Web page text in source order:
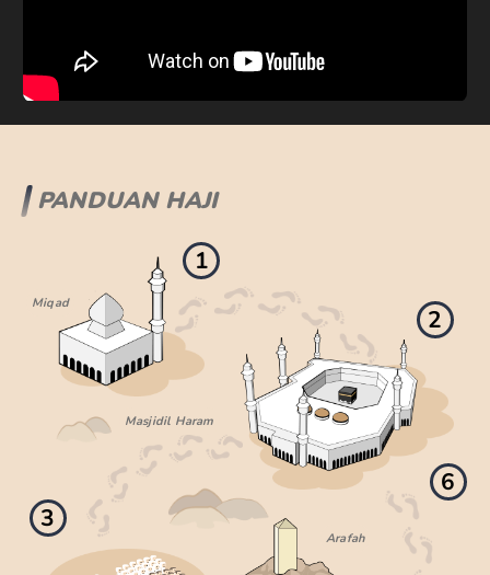
PANDUAN HAJI
1
Miqad
2
6
Masjidil Haram
3
Arafah